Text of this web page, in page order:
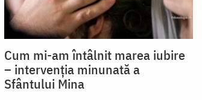
Cum mi-am întâlnit marea iubire
– intervenția minunată a
Sfântului Mina